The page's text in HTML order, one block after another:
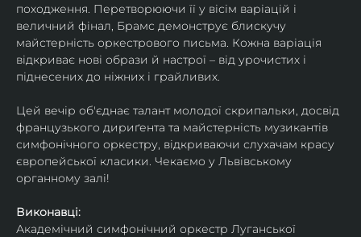
походження. Перетворюючи її у вісім варіацій і
величний фінал, Брамс демонструє блискучу
майстерність оркестрового письма. Кожна варіація
відкриває нові образи й настрої – від урочистих і
піднесених до ніжних і грайливих.
Цей вечір об'єднає талант молодої скрипальки, досвід
французького дириґента та майстерність музикантів
симфонічного оркестру, відкриваючи слухачам красу
європейської класики. Чекаємо у Львівському
органному залі!
Виконавці:
Академічний симфонічний оркестр Луганської